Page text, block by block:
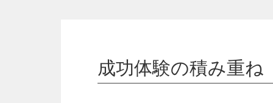
成功体験の積み重ね